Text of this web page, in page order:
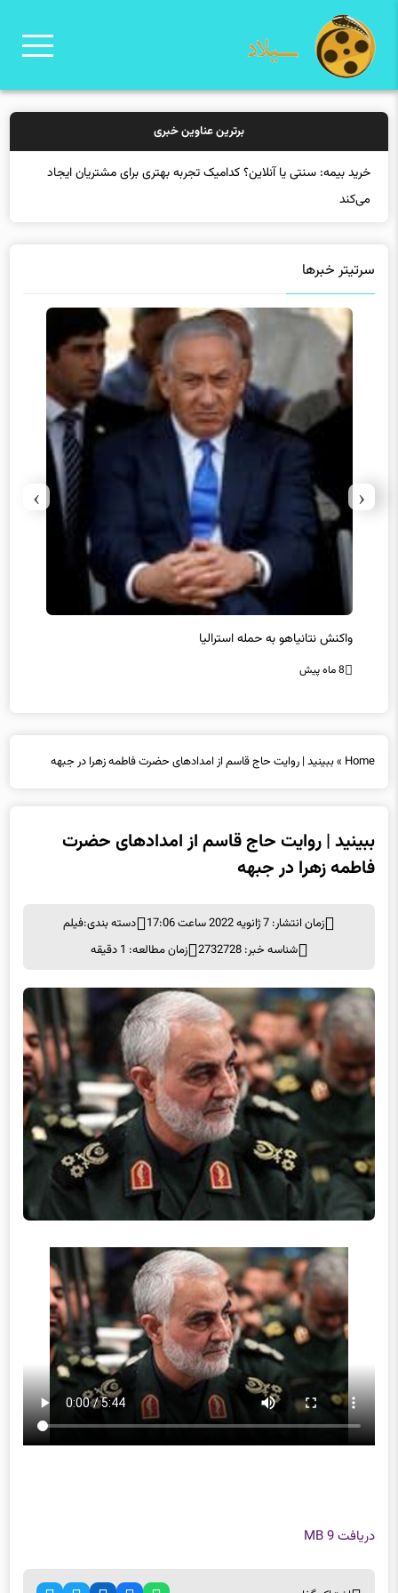
برترین عناوین خبری
خرید بیمه: سنتی یا آنلاین؟ کدامیک تجربه بهتری برای مشتریان ایجاد
می‌کند؟
سرتیتر خبرها
واکنش نتانیاهو به حمله استرالیا
8 ماه پیش
‹
›
Home
»ببینید | روایت حاج قاسم از امدادهای حضرت فاطمه زهرا در جبهه
ببینید | روایت حاج قاسم از امدادهای حضرت
فاطمه زهرا در جبهه
زمان انتشار: 7 ژانویه 2022 ساعت 17:06 دسته بندی:فیلم
شناسه خبر: 2732728
زمان مطالعه: 1 دقیقه
دریافت9 MB